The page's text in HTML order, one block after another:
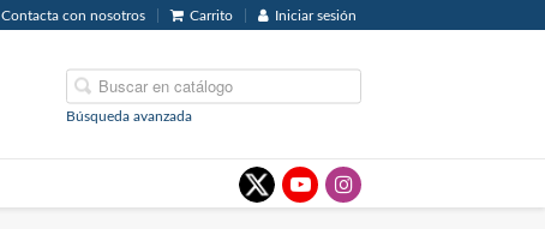
Contacta con nosotros Carrito Iniciar sesión
Búsqueda avanzada